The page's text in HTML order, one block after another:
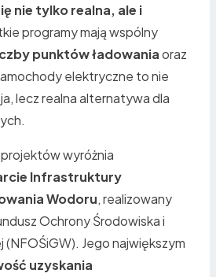
nie tylko realna, ale i
programy mają wspólny
punktów ładowaniaoraz
elektryczne to nie
lecz realna alternatywa dla
wyróżnia
Infrastruktury
Wodoru, realizowany
Ochrony Środowiska i
Jego największym
uzyskania